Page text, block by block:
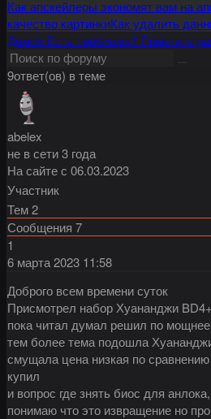
Как апскейлеры экономят вам на
качество картинкиКак удалить
Домой Есть проблема? Помогите
9ответ(ов) в теме
abelex
не в сети 3 года
На сайте с 06.03.2023
Участник
Тем2
Сообщения 7
1
6 марта 2023 11:58
Доброго всем времени суток
Присмотрел набор Хуананджи
пока читал думал решил по
тем более тема подошла
смущала цена низкая по
купил
и вопрос где знять биос для
понимаю что это извращение но